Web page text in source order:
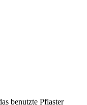
benutzte Pflaster